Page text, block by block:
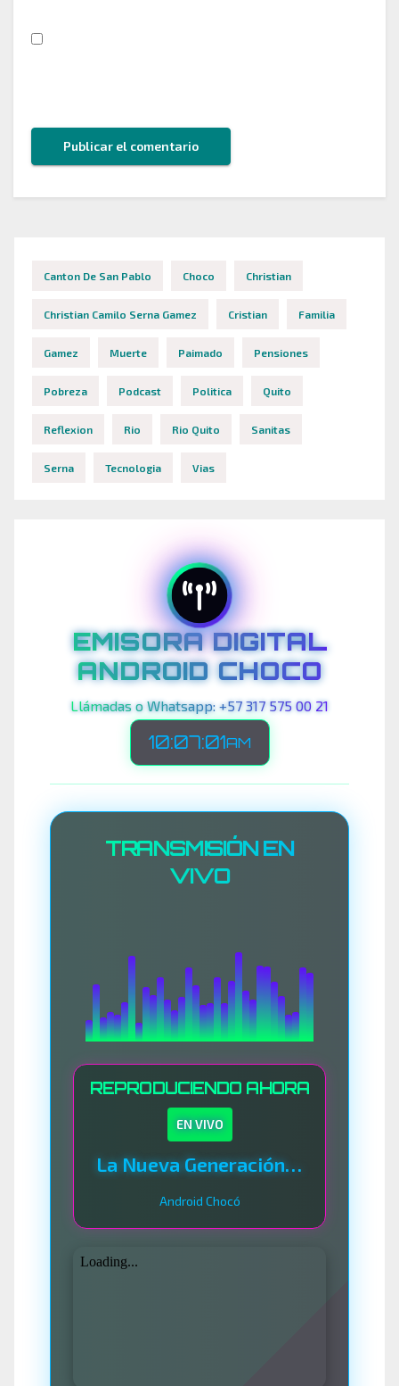
Canton De San Pablo Choco Christian
Christian Camilo Serna Gamez Cristian Familia
Gamez Muerte Paimado Pensiones
Pobreza Podcast Politica Quito
Reflexion Rio Rio Quito Sanitas
Serna Tecnologia Vias
EMISORA DIGITAL
ANDROID CHOCO
Llámadas o Whatsapp: +57 317 575 00 21
10:07:04AM
TRANSMISIÓN EN
VIVO
REPRODUCIENDO AHORA
EN VIVO
La Nueva Generación Del Sistema
Android Chocó